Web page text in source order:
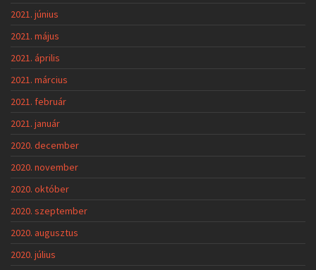
2021. június
2021. május
2021. április
2021. március
2021. február
2021. január
2020. december
2020. november
2020. október
2020. szeptember
2020. augusztus
2020. július